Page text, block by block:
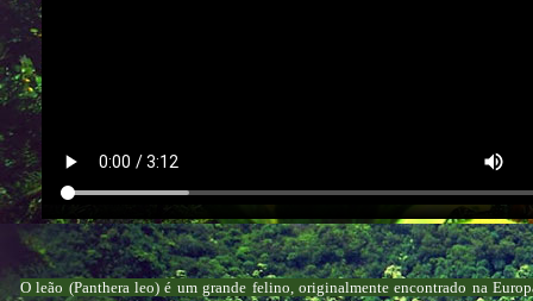
O leão (Panthera leo) é um grande felino, originalmente encontrado na